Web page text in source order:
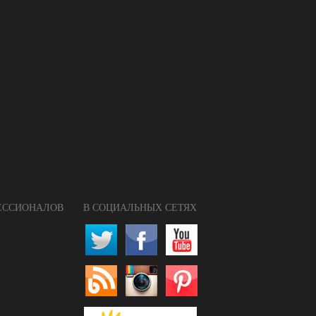
В СОЦИАЛЬНЫХ СЕТЯХ